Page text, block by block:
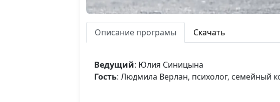
Описание програмы Скачать
Ведущий: Юлия Синицына
Гость: Людмила Верлан, психолог, семейный